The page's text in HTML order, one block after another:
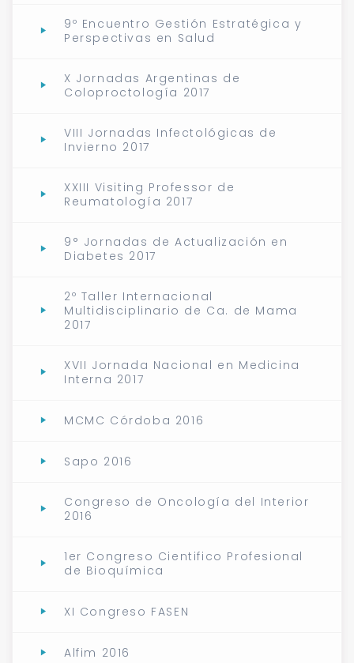
9º Encuentro Gestión Estratégica y
Perspectivas en Salud
X Jornadas Argentinas de
Coloproctología 2017
VIII Jornadas Infectológicas de
Invierno 2017
XXIII Visiting Professor de
Reumatología 2017
9° Jornadas de Actualización en
Diabetes 2017
2º Taller Internacional
Multidisciplinario de Ca. de Mama
2017
XVII Jornada Nacional en Medicina
Interna 2017
MCMC Córdoba 2016
Sapo 2016
Congreso de Oncología del Interior
2016
1er Congreso Cientifico Profesional
de Bioquímica
XI Congreso FASEN
Alfim 2016